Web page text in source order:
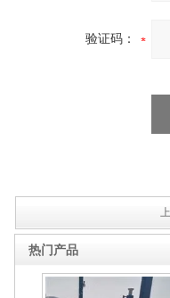
验证码：
热门产品